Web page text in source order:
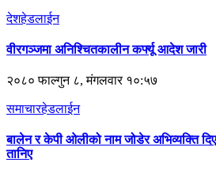
देशहेडलाईन
वीरगञ्जमा अनिश्चितकालीन कर्फ्यू आदेश जारी
२०८० फाल्गुन ८, मंगलवार १०:५७
समाचारहेडलाईन
बालेन र केपी ओलीको नाम जोडेर अभिव्यक्ति
तानिए